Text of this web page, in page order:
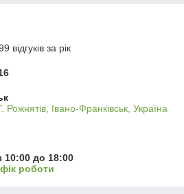
відгуків за рік
Івано-Франківськ, Україна
10:00 до 18:00
роботи